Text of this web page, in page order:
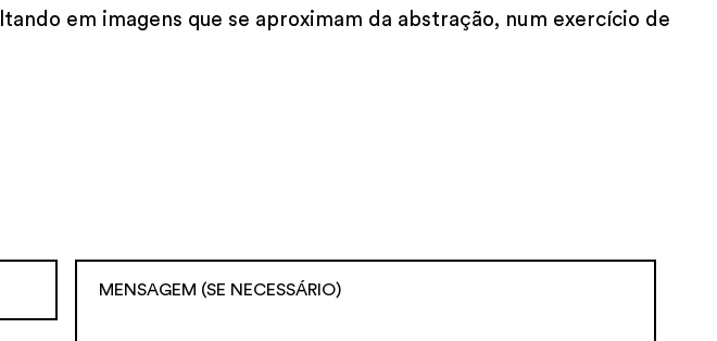
em imagens que se aproximam da abstração, num exercício de